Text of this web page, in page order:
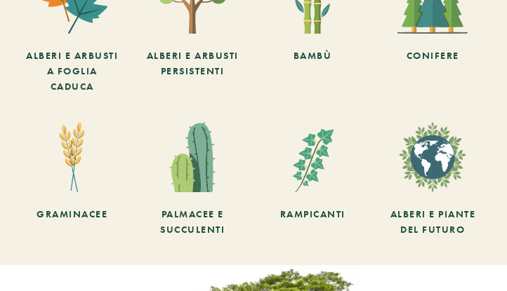
ALBERI E ARBUSTI
A FOGLIA
CADUCA
ALBERI E ARBUSTI
PERSISTENTI
BAMBÙ CONIFERE
GRAMINACEE
PALMACEE E
SUCCULENTI
RAMPICANTI
ALBERI E PIANTE
DEL FUTURO